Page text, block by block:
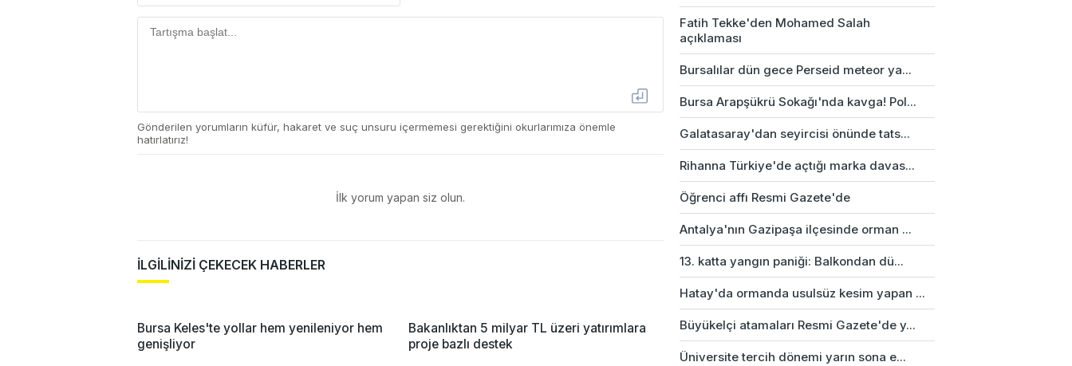
Gönderilen yorumların küfür, hakaret ve suç unsuru içermemesi gerektiğini okurlarımıza önemle
hatırlatırız!
İlk yorum yapan siz olun.
İLGİLİNİZİ ÇEKECEK HABERLER
Bursa Keles'te yollar hem yenileniyor hem
genişliyor
Bakanlıktan 5 milyar TL üzeri yatırımlara
proje bazlı destek
Fatih Tekke'den Mohamed Salah
açıklaması
Bursalılar dün gece Perseid meteor ya...
Bursa Arapşükrü Sokağı'nda kavga! Pol...
Galatasaray'dan seyircisi önünde tats...
Rihanna Türkiye'de açtığı marka davas...
Öğrenci affı Resmi Gazete'de
Antalya'nın Gazipaşa ilçesinde orman ...
13. katta yangın paniği: Balkondan dü...
Hatay'da ormanda usulsüz kesim yapan ...
Büyükelçi atamaları Resmi Gazete'de y...
Üniversite tercih dönemi yarın sona e...